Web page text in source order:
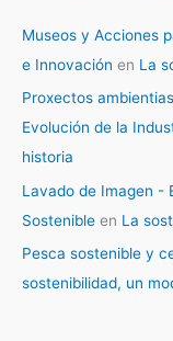
Museos y Acciones
e Innovación en La
Proxectos
Evolución de la
historia
Lavado de Imagen -
Sostenible en La
Pesca sostenible y
sostenibilidad, un